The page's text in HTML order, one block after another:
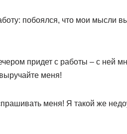
побоялся, что мои мысли
придет с работы – с ней
меня!
меня! Я такой же